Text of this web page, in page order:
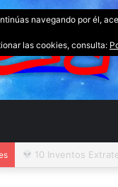
10 Inventos
navegando por él,
las cookies, consulta: